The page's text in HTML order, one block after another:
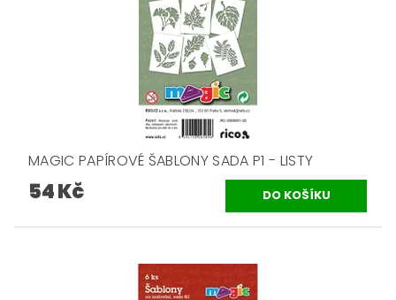
MAGIC PAPÍROVÉ ŠABLONY SADA P1 - LISTY
54 Kč